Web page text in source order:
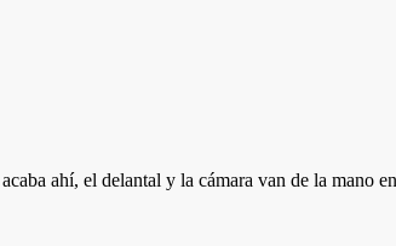
ahí, el delantal y la cámara van de la mano